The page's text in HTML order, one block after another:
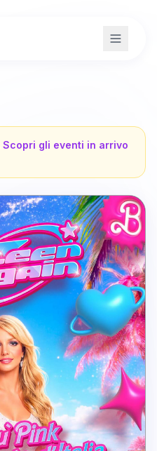
Scopri gli eventi in arrivo